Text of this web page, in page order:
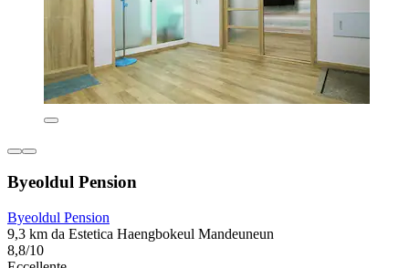
Byeoldul Pension
Byeoldul Pension
9,3 km da Estetica Haengbokeul Mandeuneun
8,8/10